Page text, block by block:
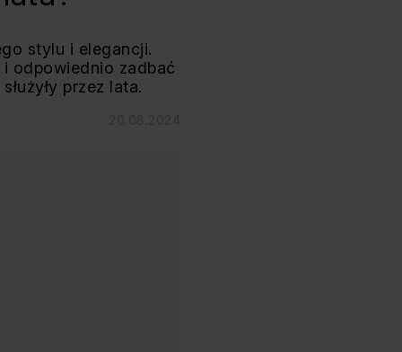
stylu i elegancji.
odpowiednio zadbać
przez lata.